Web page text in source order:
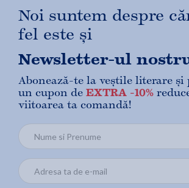
Noi suntem despre
fel este și
Newsletter-ul
Abonează-te la veștile literare
un cupon de EXTRA -10%
viitoarea ta comandă!